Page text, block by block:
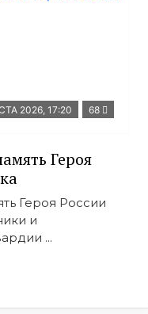
2026, 17:20 68
Героя
Героя России
и
...